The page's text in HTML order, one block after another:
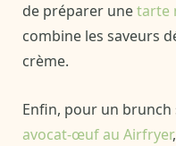
de préparer unetarte
combine les saveurs
crème.
Enfin, pour un brunch
avocat-œuf au Airfryer